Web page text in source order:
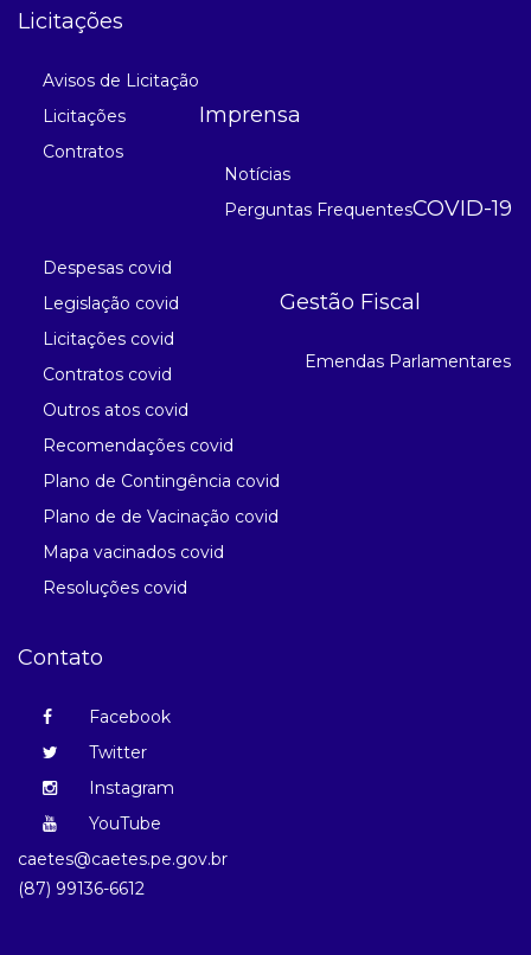
Licitações
Avisos de Licitação
Licitações
Contratos
Imprensa
Notícias
Perguntas FrequentesCOVID-19
Despesas covid
Legislação covid
Licitações covid
Contratos covid
Outros atos covid
Recomendações covid
Plano de Contingência covid
Plano de de Vacinação covid
Mapa vacinados covid
Resoluções covid
Gestão Fiscal
Emendas Parlamentares
Contato
Facebook
Twitter
Instagram
YouTube
caetes@caetes.pe.gov.br
(87) 99136-6612